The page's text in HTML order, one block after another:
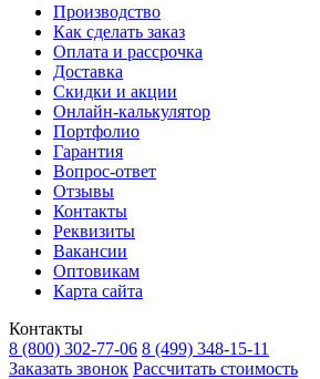
Производство
Как сделать заказ
Оплата и рассрочка
Доставка
Скидки и акции
Онлайн-калькулятор
Портфолио
Гарантия
Вопрос-ответ
Отзывы
Контакты
Реквизиты
Вакансии
Оптовикам
Карта сайта
Контакты
8 (800) 302-77-06 8 (499) 348-15-11
Заказать звонок Рассчитать стоимость